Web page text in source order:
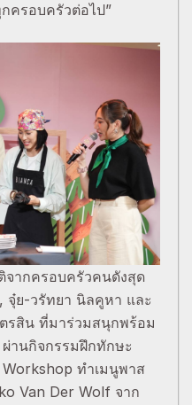
ครอบครัวต่อไป”
จากครอบครัวคนดังสุด
ย-วรัทยา นิลคูหา และ
รสิน ที่มาร่วมสนุกพร้อม
านกิจกรรมฝึกทักษะ
Workshop ทำเมนูพาส
Van Der Wolf จาก